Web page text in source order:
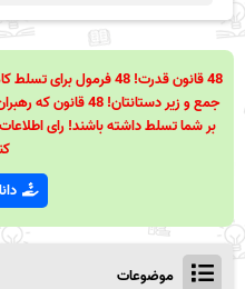
جمع و زیر دستانتان!
بر شما تسلط داشته باشند! رای
موضوعات